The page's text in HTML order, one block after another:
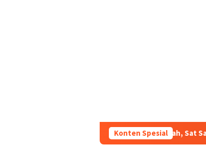
Konten Spesial
Kondusifitas Wilayah, Sat Samapta Polres Toraja Utara